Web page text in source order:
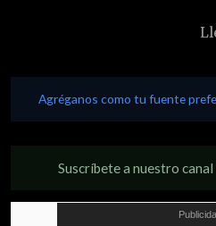
Agréganos como tu fuente
Suscríbete a nuestro canal